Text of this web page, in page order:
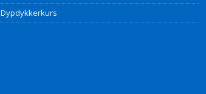
Dypdykkerkurs